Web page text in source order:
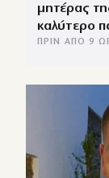
μητέρας
καλύτερο
ΠΡΙΝ ΑΠΌ 9